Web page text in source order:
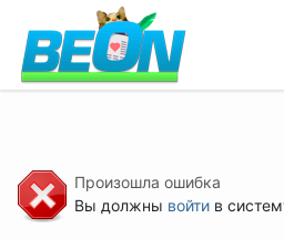
Произошла ошибка
Вы должны войтив